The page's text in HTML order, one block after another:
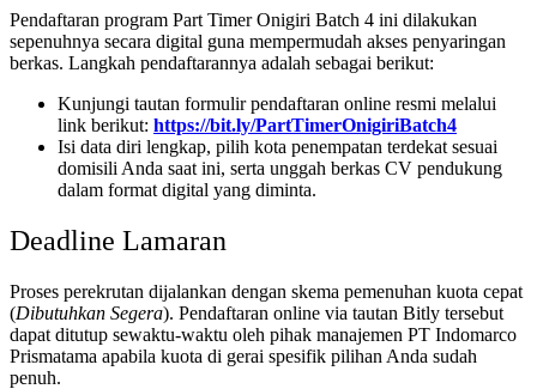
Pendaftaran program Part Timer Onigiri Batch 4 ini dilakukan
sepenuhnya secara digital guna mempermudah akses penyaringan
berkas. Langkah pendaftarannya adalah sebagai berikut:
Kunjungi tautan formulir pendaftaran online resmi melalui
link berikut: https://bit.ly/PartTimerOnigiriBatch4
Isi data diri lengkap, pilih kota penempatan terdekat sesuai
domisili Anda saat ini, serta unggah berkas CV pendukung
dalam format digital yang diminta.
Deadline Lamaran
Proses perekrutan dijalankan dengan skema pemenuhan kuota cepat
(Dibutuhkan Segera). Pendaftaran online via tautan Bitly tersebut
dapat ditutup sewaktu-waktu oleh pihak manajemen PT Indomarco
Prismatama apabila kuota di gerai spesifik pilihan Anda sudah
penuh.